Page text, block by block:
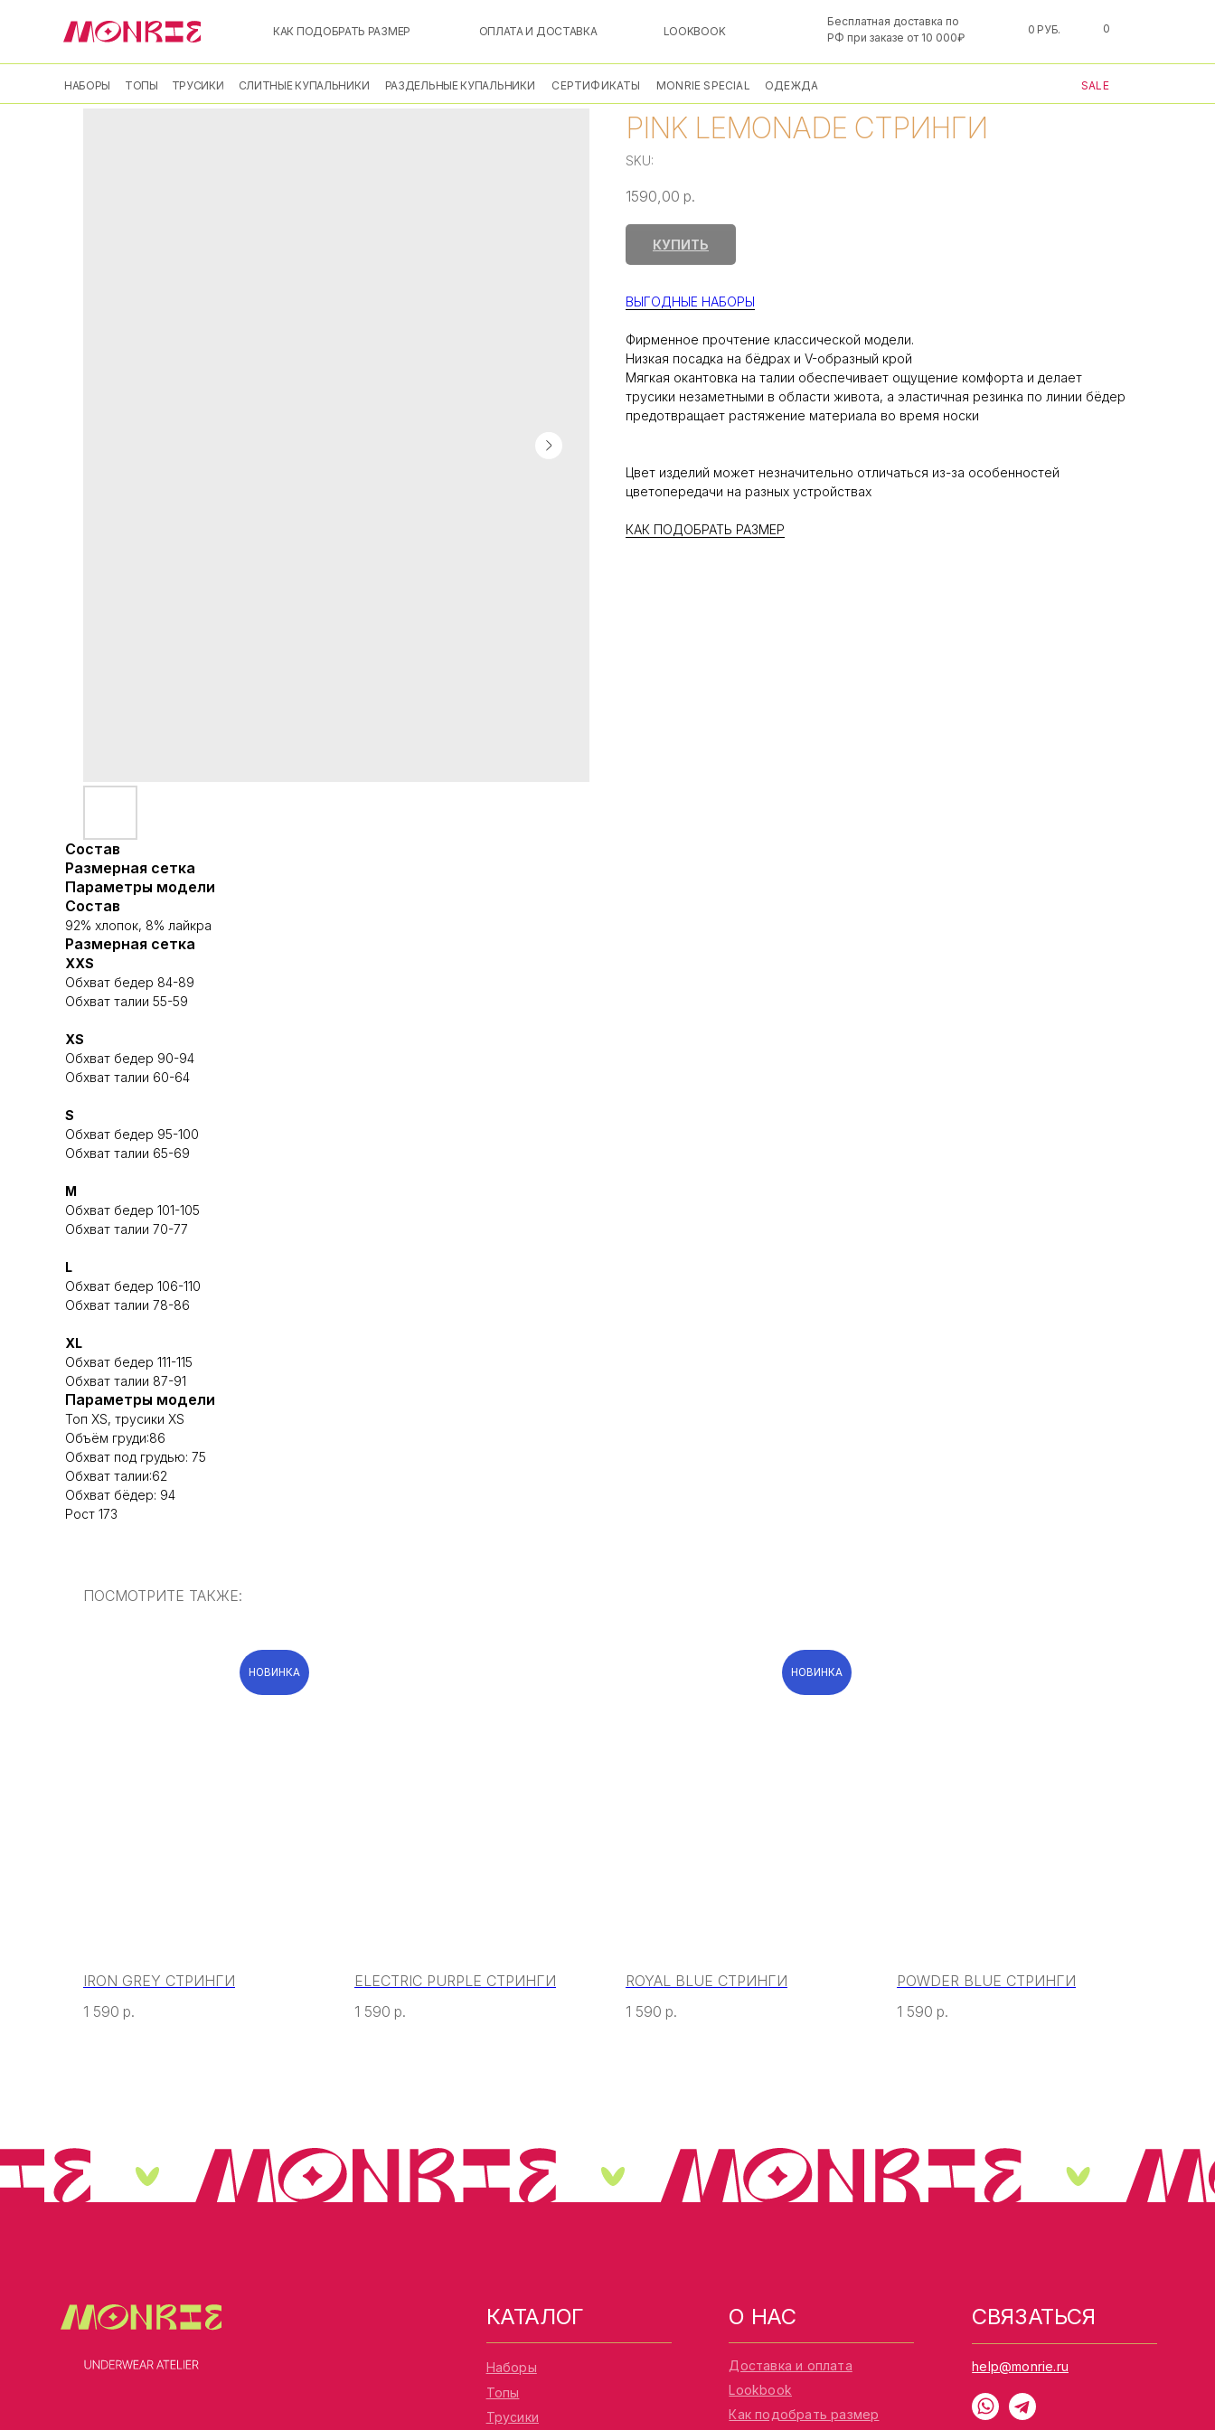
Назад в каталог
PINK LEMONADE СТРИНГИ
SKU:
1590,00 р.
КУПИТЬ
ВЫГОДНЫЕ НАБОРЫ
Фирменное прочтение классической модели.
Низкая посадка на бёдрах и V-образный крой
Мягкая окантовка на талии обеспечивает ощущение комфорта и делает
трусики незаметными в области живота, а эластичная резинка по линии бёдер
предотвращает растяжение материала во время носки
Цвет изделий может незначительно отличаться из-за особенностей
цветопередачи на разных устройствах
КАК ПОДОБРАТЬ РАЗМЕР
Состав
Размерная сетка
Параметры модели
Состав
92% хлопок, 8% лайкра
Размерная сетка
XXS
Обхват бедер 84-89
Обхват талии 55-59
XS
Обхват бедер 90-94
Обхват талии 60-64
S
Обхват бедер 95-100
Обхват талии 65-69
M
Обхват бедер 101-105
Обхват талии 70-77
L
Обхват бедер 106-110
Обхват талии 78-86
XL
Обхват бедер 111-115
Обхват талии 87-91
Параметры модели
Топ XS, трусики XS
Объём груди:86
Обхват под грудью: 75
Обхват талии:62
Обхват бёдер: 94
Рост 173
ПОСМОТРИТЕ ТАКЖЕ:
НОВИНКА
IRON GREY СТРИНГИ
1 590 р.
ELECTRIC PURPLE СТРИНГИ
1 590 р.
НОВИНКА
ROYAL BLUE СТРИНГИ
1 590 р.
POWDER BLUE СТРИНГИ
1 590 р.
КАТАЛОГ
Топы
Трусики
О НАС
Доставка и оплата
Lookbook
Как подобрать размер
СВЯЗАТЬСЯ
help@monrie.ru
Наборы
0
КАК ПОДОБРАТЬ РАЗМЕР LOOKBOOK
ОПЛАТА И ДОСТАВКА
ТОПЫ СЛИТНЫЕ КУПАЛЬНИКИ
ТРУСИКИ СЕРТИФИКАТЫ
РАЗДЕЛЬНЫЕ КУПАЛЬНИКИ
0 РУБ.
SALE
НАБОРЫ MONRIE SPECIAL
Бесплатная доставка по
РФ при заказе от 10 000₽
ОДЕЖДА